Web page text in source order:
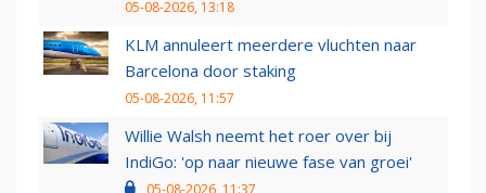
05-08-2026, 13:18
KLM annuleert meerdere vluchten naar
Barcelona door staking
05-08-2026, 11:57
Willie Walsh neemt het roer over bij
IndiGo: 'op naar nieuwe fase van groei'
05-08-2026, 11:37